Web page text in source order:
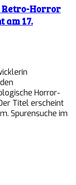
Retro-Horror
am 17.
Horror-
Titel erscheint
Spurensuche im